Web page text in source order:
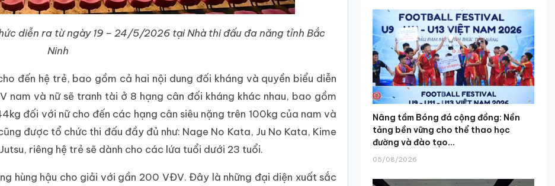
diễn ra từ ngày 19 – 24/5/2026 tại Nhà thi đấu đa năng tỉnh Bắc
Ninh
đến hệ trẻ, bao gồm cả hai nội dung đối kháng và quyền biểu diễn
và nữ sẽ tranh tài ở 8 hạng cân đối kháng khác nhau, bao gồm
đối với nữ cho đến các hạng cân siêu nặng trên 100kg của nam và
được tổ chức thi đấu đầy đủ như: Nage No Kata, Ju No Kata, Kime
riêng hệ trẻ sẽ dành cho các lứa tuổi dưới 23 tuổi.
hùng hậu cho giải với gần 200 VĐV. Đây là những đại diện xuất sắc
Nâng tầm Bóng đá cộng đồng: Nền
tảng bền vững cho thể thao học
đường và đào tạo...
05/08/2026